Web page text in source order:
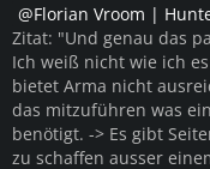
Florian Vroom |
Zitat: "Und genau das
Ich weiß nicht wie ich
bietet Arma nicht
das mitzuführen was
benötigt. -> Es gibt
zu schaffen ausser